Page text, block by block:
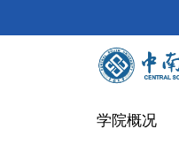
学院概况